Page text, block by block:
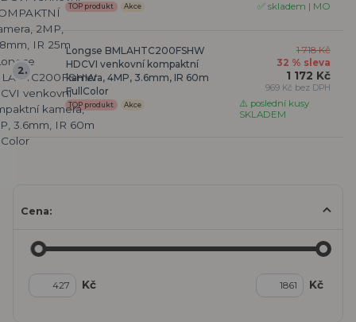
✅ skladem | MO
TOP produkt Akce
2.
Longse BMLAHTC200FSHW
HDCVI venkovní kompaktní
kamera, 4MP, 3.6mm, IR 60m
FullColor
⚠️ poslední kusy
SKLADEM
TOP produkt Akce
1 718 Kč
32 % sleva
1 172 Kč
969 Kč bez DPH
Cena:
Kč Kč